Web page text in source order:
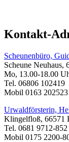
Kontakt-
Scheunenbüro,
Scheune Neuhaus,
Mo, 13.00-18.00
Tel. 06806 102419
Mobil 0163
Urwaldförsterin,
Klingelfloß, 66571
Tel. 0681 9712-852
Mobil 0175 2200-